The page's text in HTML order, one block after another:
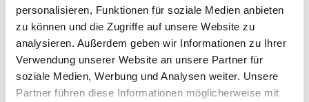
personalisieren, Funktionen für soziale Medien anbieten
zu können und die Zugriffe auf unsere Website zu
analysieren. Außerdem geben wir Informationen zu Ihrer
Verwendung unserer Website an unsere Partner für
soziale Medien, Werbung und Analysen weiter. Unsere
Partner führen diese Informationen möglicherweise mit
Kontakt